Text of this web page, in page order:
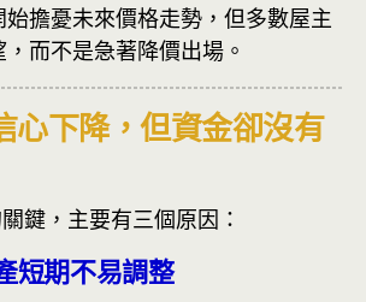
始擔憂未來價格走勢，但多數屋主
而不是急著降價出場。
心下降，但資金卻沒有
鍵，主要有三個原因：
短期不易調整